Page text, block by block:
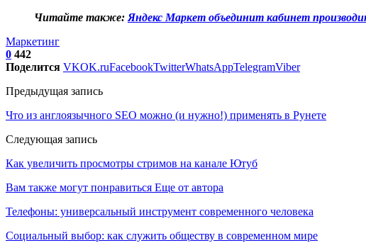
Читайте также: Яндекс Маркет объединит кабинет
Маркетинг
0 442
Поделится VKOK.ruFacebookTwitterWhatsAppTelegramViber
Предыдущая запись
Что из англоязычного SEO можно (и нужно!) применять в Рунете
Следующая запись
Как увеличить просмотры стримов на канале Ютуб
Вам также могут понравиться Еще от автора
Телефоны: универсальный инструмент современного человека
Социальный выбор: как служить обществу в современном мире